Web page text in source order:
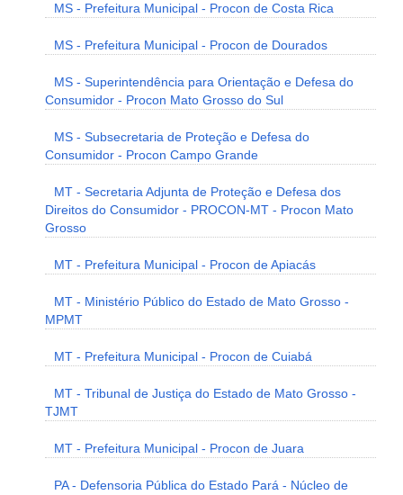
MS - Prefeitura Municipal - Procon de Costa Rica
MS - Prefeitura Municipal - Procon de Dourados
MS - Superintendência para Orientação e Defesa do
Consumidor - Procon Mato Grosso do Sul
MS - Subsecretaria de Proteção e Defesa do
Consumidor - Procon Campo Grande
MT - Secretaria Adjunta de Proteção e Defesa dos
Direitos do Consumidor - PROCON-MT - Procon Mato
Grosso
MT - Prefeitura Municipal - Procon de Apiacás
MT - Ministério Público do Estado de Mato Grosso -
MPMT
MT - Prefeitura Municipal - Procon de Cuiabá
MT - Tribunal de Justiça do Estado de Mato Grosso -
TJMT
MT - Prefeitura Municipal - Procon de Juara
PA - Defensoria Pública do Estado Pará - Núcleo de